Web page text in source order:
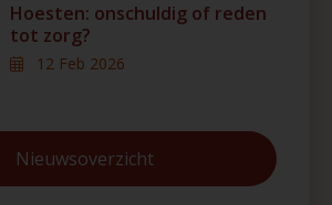
Hoesten: onschuldig of reden
tot zorg?
12 Feb 2026
Nieuwsoverzicht